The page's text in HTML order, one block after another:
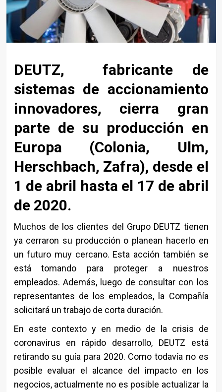
DEUTZ, fabricante de
sistemas de accionamiento
innovadores, cierra gran
parte de su producción en
Europa (Colonia, Ulm,
Herschbach, Zafra), desde el
1 de abril hasta el 17 de abril
de 2020.
Muchos de los clientes del Grupo DEUTZ tienen
ya cerraron su producción o planean hacerlo en
un futuro muy cercano. Esta acción también se
está tomando para proteger a nuestros
empleados. Además, luego de consultar con los
representantes de los empleados, la Compañía
solicitará un trabajo de corta duración.
En este contexto y en medio de la crisis de
coronavirus en rápido desarrollo, DEUTZ está
retirando su guía para 2020. Como todavía no es
posible evaluar el alcance del impacto en los
negocios, actualmente no es posible actualizar la